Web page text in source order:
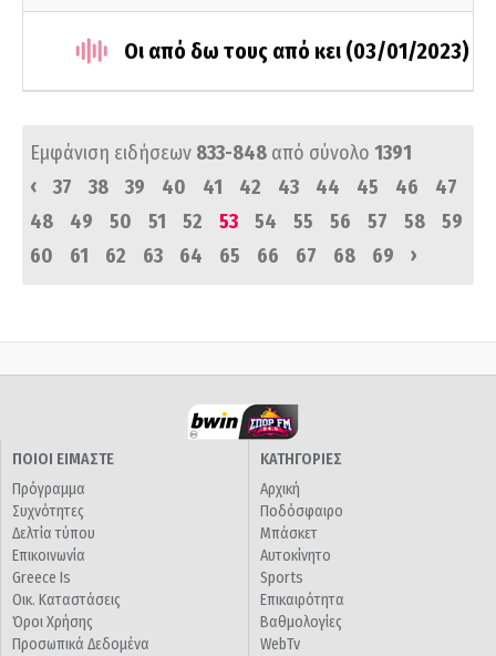
Οι από δω τους από κει (03/01/2023)
Εμφάνιση ειδήσεων 833-848 από σύνολο 1391
‹
37 38 39 40 41 42 43 44 45 46
47
48
49 50 51 52 53 54 55 56 57 58
59
60
61 62 63 64 65 66 67 68 69 ›
ΠΟΙΟΙ ΕΙΜΑΣΤΕ
Πρόγραμμα
Συχνότητες
Δελτία τύπου
Επικοινωνία
Greece Is
Οικ. Καταστάσεις
Όροι Χρήσης
Προσωπικά Δεδομένα
ΚΑΤΗΓΟΡΙΕΣ
Αρχική
Ποδόσφαιρο
Μπάσκετ
Αυτοκίνητο
Sports
Επικαιρότητα
Βαθμολογίες
WebTv